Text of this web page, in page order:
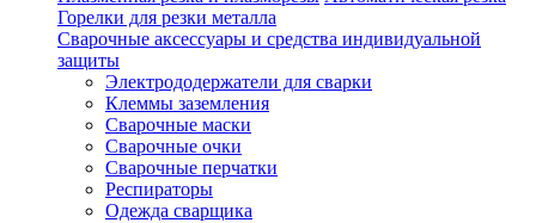
Горелки для резки металла
Сварочные аксессуары и средства индивидуальной
защиты
Электрододержатели для сварки
Клеммы заземления
Сварочные маски
Сварочные очки
Сварочные перчатки
Респираторы
Одежда сварщика